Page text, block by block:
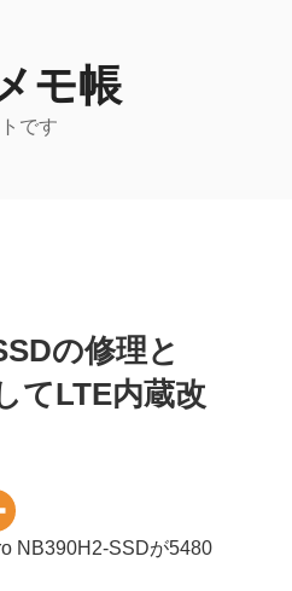
モ帳
です
の修理と
てLTE内蔵改
NB390H2-SSDが5480